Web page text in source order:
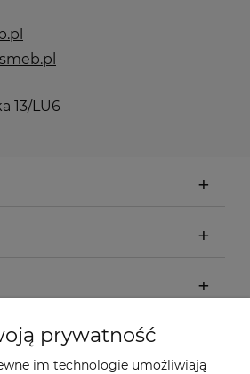
13/LU6
prywatność
im technologie umożliwiają